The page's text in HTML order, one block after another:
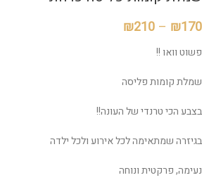
₪170
–
₪210
פשוט וואו !!
שמלת קומות פליסה
בצבע הכי טרנדי של העונה!!
בגיזרה שמתאימה לכל אירוע ולכל ילדה
נעימה, פרקטית ונוחה